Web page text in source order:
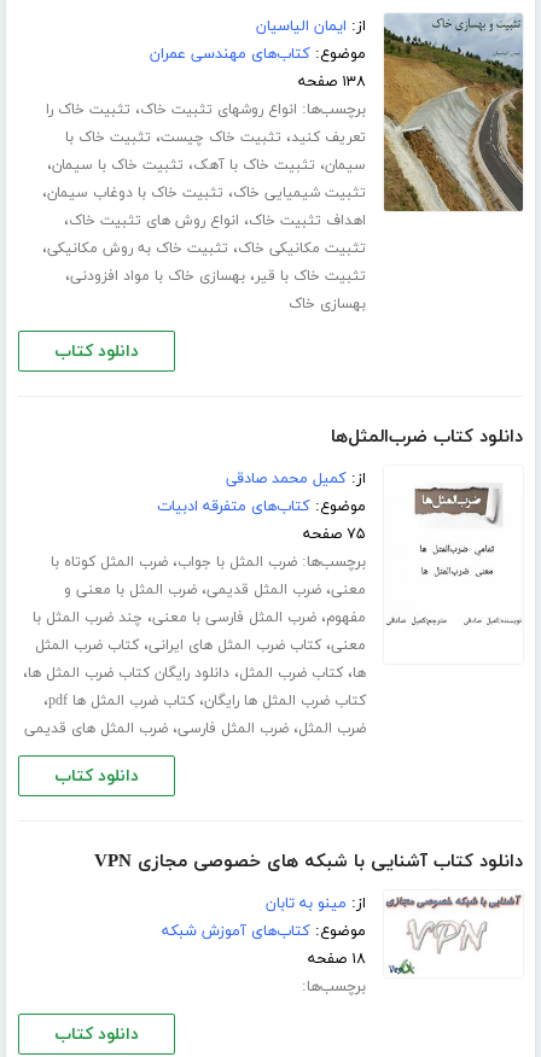
از: ایمان الیاسیان
موضوع:کتاب‌های مهندسی عمران
۱۳۸ صفحه
برچسب‌ها: انواع روشهای تثبیت خاک، تثبیت خاک را
تعریف کنید، تثبیت خاک چیست، تثبیت خاک با
سیمان، تثبیت خاک با آهک، تثبیت خاک با سیمان،
تثبیت شیمیایی خاک، تثبیت خاک با دوغاب سیمان،
اهداف تثبیت خاک، انواع روش های تثبیت خاک،
تثبیت مکانیکی خاک، تثبیت خاک به روش مکانیکی،
تثبیت خاک با قیر،بهسازی خاک با مواد افزودنی،
بهسازی خاک
دانلود کتاب
دانلود کتاب ضرب‌المثل‌ها
از:کمیل محمد صادقی
موضوع:کتاب‌های متفرقه ادبیات
۷۵ صفحه
برچسب‌ها:ضرب المثل با جواب،ضرب المثل کوتاه با
معنی،ضرب المثل قدیمی،ضرب المثل با معنی و
مفهوم،ضرب المثل فارسی با معنی، چند ضرب المثل با
معنی،کتاب ضرب المثل های ایرانی،کتاب ضرب المثل
ها،کتاب ضرب المثل،دانلود رایگان کتاب ضرب المثل ها،
کتاب ضرب المثل ها رایگان،کتاب ضرب المثل ها pdf ،
ضرب المثل،ضرب المثل فارسی،ضرب المثل های قدیمی
دانلود کتاب
دانلود کتاب آشنایی با شبکه های خصوصی مجازی VPN
از: مینو به تابان
موضوع:کتاب‌های آموزش شبکه
۱۸ صفحه
برچسب‌ها:
دانلود کتاب